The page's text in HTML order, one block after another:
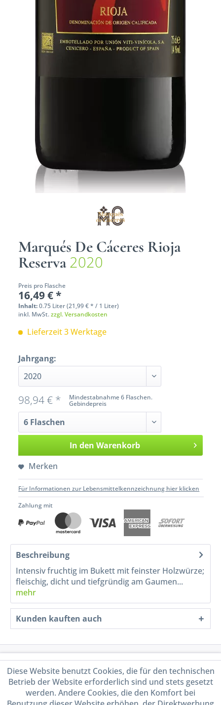
Marqués De Cáceres Rioja
Reserva2020
Preis pro Flasche
16,49 € *
Inhalt:0.75 Liter (21,99 € * / 1 Liter)
inkl. MwSt.zzgl. Versandkosten
Lieferzeit 3 Werktage
Jahrgang:
Mindestabnahme 6 Flaschen.
Gebindepreis
98,94 € *
In den Warenkorb
Merken
Für Informationen zur Lebensmittelkennzeichnung hier klicken
Zahlung mit
Beschreibung
Intensiv fruchtig im Bukett mit feinster Holzwürze;
fleischig, dicht und tiefgründig am Gaumen...
mehr
Kunden kauften auch
Shop Service
Diese Website benutzt Cookies, die für den technischen
Betrieb der Website erforderlich sind und stets gesetzt
werden. Andere Cookies, die den Komfort bei